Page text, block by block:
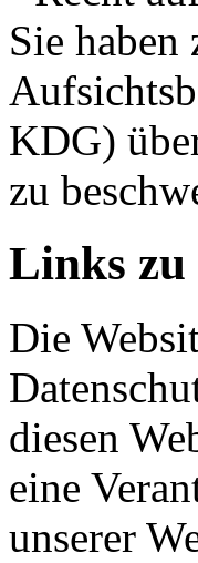
Sie haben
KDG)
zu
Links zu
Die
diesen
eine
unserer